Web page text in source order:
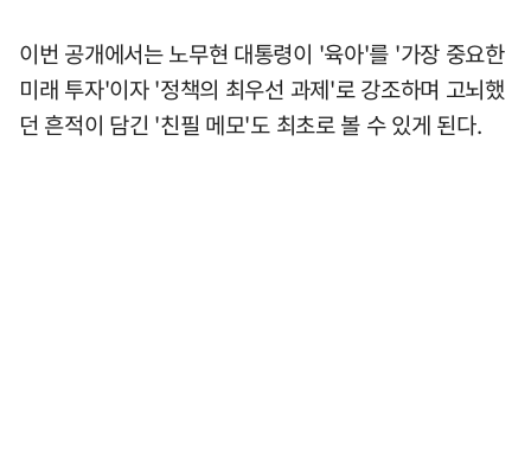
이번 공개에서는 노무현 대통령이 '육아'를 '가장 중요한
미래 투자'이자 '정책의 최우선 과제'로 강조하며 고뇌했
던 흔적이 담긴 '친필 메모'도 최초로 볼 수 있게 된다.